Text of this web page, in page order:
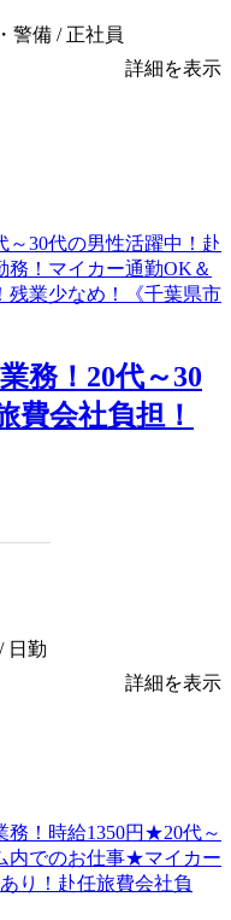
警備 / 正社員
詳細を表示
務！20代～30
費会社負担！
日勤
詳細を表示